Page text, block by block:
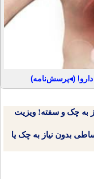
دارو! (◂پرسش‌نامه)
به چک و سفته! ویزیت
بدون نیاز به چک یا